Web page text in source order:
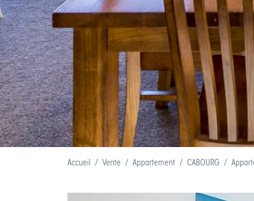
Accueil Vente Appartement CABOURG